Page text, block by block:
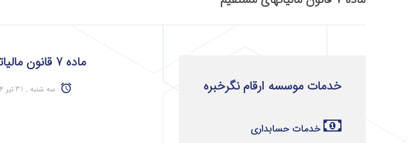
ماده 7 قانون مالیاتهای مستقیم
سه شنبه , 31 تیر 1404 خدمات موسسه ارقام نگرخبره
خدمات حسابداری